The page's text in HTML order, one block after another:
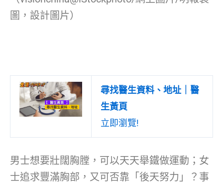
圖，設計圖片）
尋找醫生資料、地址｜醫
生黃頁
立即瀏覽!
男士想要壯闊胸膛，可以天天舉鐵做運動；女
士追求豐滿胸部，又可否靠「後天努力」？事